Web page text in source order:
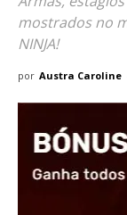
mostrados no
NINJA!
por Austra Caroline